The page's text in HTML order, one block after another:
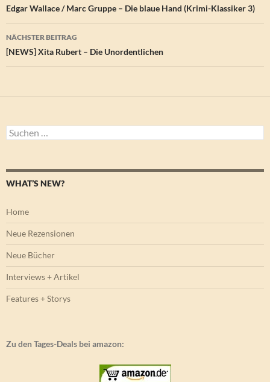
Edgar Wallace / Marc Gruppe – Die blaue Hand (Krimi-Klassiker 3)
NÄCHSTER BEITRAG
[NEWS] Xita Rubert – Die Unordentlichen
Suchen
nach:
WHAT’S NEW?
Home
Neue Rezensionen
Neue Bücher
Interviews + Artikel
Features + Storys
Zu den Tages-Deals bei amazon: